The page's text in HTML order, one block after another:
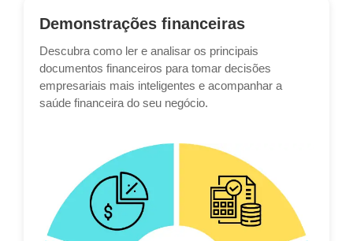
Demonstrações financeiras
Descubra como ler e analisar os principais
documentos financeiros para tomar decisões
empresariais mais inteligentes e acompanhar a
saúde financeira do seu negócio.